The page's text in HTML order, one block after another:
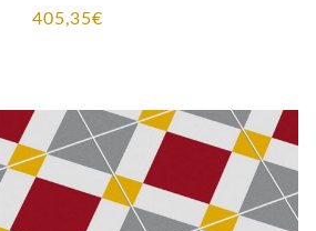
405,35€